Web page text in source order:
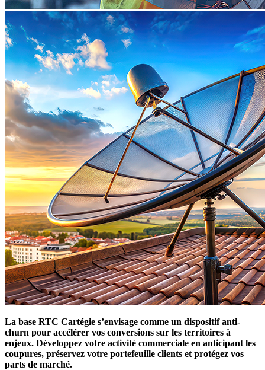
La base RTC Cartégie s’envisage comme un dispositif anti-
churn pour accélérer vos conversions sur les territoires à
enjeux. Développez votre activité commerciale en anticipant les
coupures, préservez votre portefeuille clients et protégez vos
parts de marché.